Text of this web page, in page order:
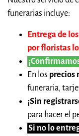
funerarias incluye:
Entrega de
por floristas
En los precios
funeraria,
¡Sin
para hacer el
Si no lo